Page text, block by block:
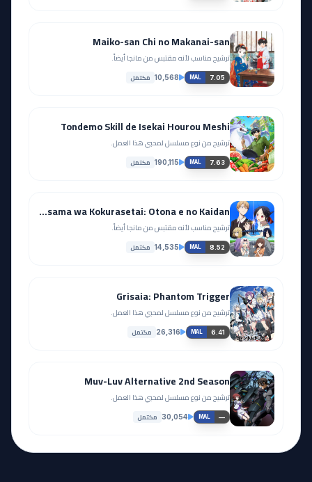
Maiko-san Chi no Makanai-san
ترشيح مناسب لأنه مقتبس من مانجا أيضاً.
MAL 7.05
10,568 مكتمل
Tondemo Skill de Isekai Hourou Meshi
ترشيح من نوع مسلسل لمحبي هذا العمل.
MAL 7.63
190,115 مكتمل
Kaguya-sama wa Kokurasetai: Otona e no Kaidan
ترشيح مناسب لأنه مقتبس من مانجا أيضاً.
MAL 8.52
14,535 مكتمل
Grisaia: Phantom Trigger
ترشيح من نوع مسلسل لمحبي هذا العمل.
MAL 6.41
26,316 مكتمل
Muv-Luv Alternative 2nd Season
ترشيح من نوع مسلسل لمحبي هذا العمل.
MAL —
30,054 مكتمل